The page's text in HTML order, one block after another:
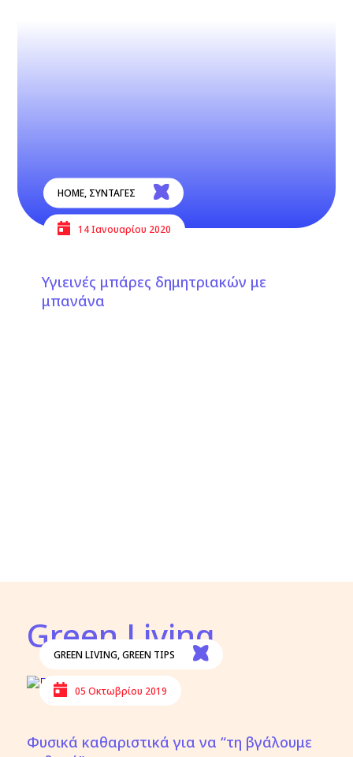
HOME, ΣΥΝΤΑΓΕΣ
14 Ιανουαρίου 2020
Υγιεινές μπάρες δημητριακών με
μπανάνα
Green Living
GREEN LIVING,GREEN TIPS
05 Οκτωβρίου 2019
Φυσικά καθαριστικά για να “τη βγάλουμε